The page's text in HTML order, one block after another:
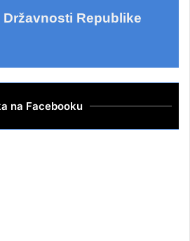
Državnosti Republike
na Facebooku